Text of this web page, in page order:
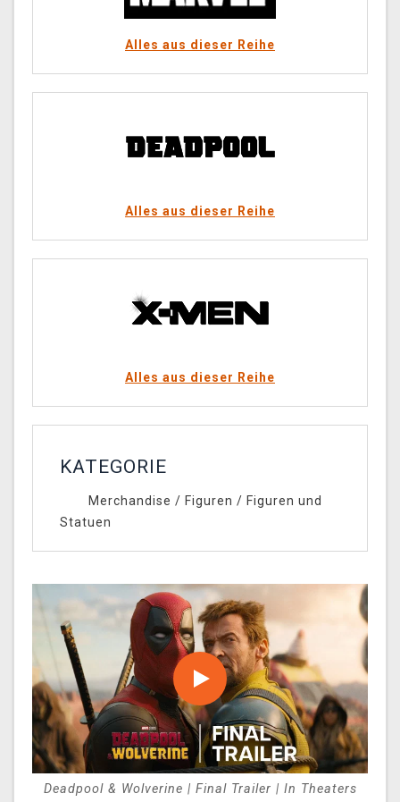
Alles aus dieser Reihe
Alles aus dieser Reihe
Alles aus dieser Reihe
KATEGORIE
Merchandise / Figuren / Figuren und
Statuen
Deadpool & Wolverine | Final Trailer | In Theaters